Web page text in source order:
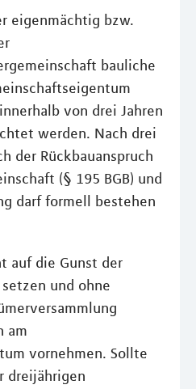
eigenmächtig bzw.
bauliche
von drei Jahren
werden. Nach drei
der Rückbauanspruch
(§ 195 BGB) und
darf formell bestehen
auf die Gunst der
und ohne
am
vornehmen. Sollte
dreijährigen